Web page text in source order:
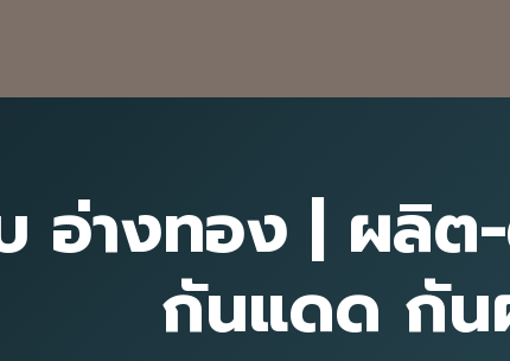
อ่างทอง | ผลิ
กันแดด กั